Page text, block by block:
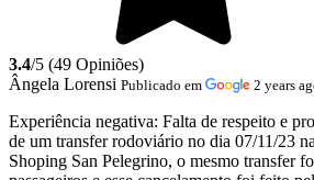
3.4/5 (49 Opiniões)
Ângela Lorensi Publicado em 2 years
Experiência negativa: Falta de respeito e
de um transfer rodoviário no dia 07/11/23
Shoping San Pelegrino, o mesmo transfer